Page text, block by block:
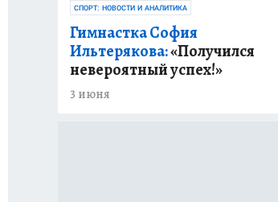
СПОРТ: НОВОСТИ И АНАЛИТИКА
Гимнастка София
Ильтерякова:«Получился
невероятный успех!»
3 июня